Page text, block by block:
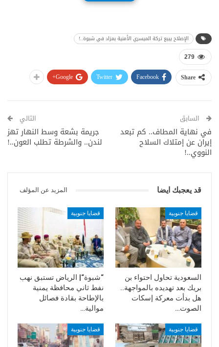
الإصلاح يبيع تركة الميسري الأمنية بمزاد في شبوة..!
279
Share
Facebook
Twitter
Google+
السابق
في نهاية المطاف.. کم تبعد
إيران عن إمتلاك السلاح
النووي..!
التالي
جريمة بشعة وسط النهار تهز
لندن.. والشرطة تطلب العون..!
قد يعجبك ايضا المزيد عن المؤلف
قضايا جنوبية
السعودية تحاول احتواء بن
بريك بعد تهديده بالمواجهة..
هل بدأت معركة إسكات
الصوت…
قضايا جنوبية
“شبوة“| الرياض تستبق نهب
نفط ثاني محافظة يمنية
بالإطاحة بقادة فصائل
موالية…
قضايا جنوبية قضايا جنوبية